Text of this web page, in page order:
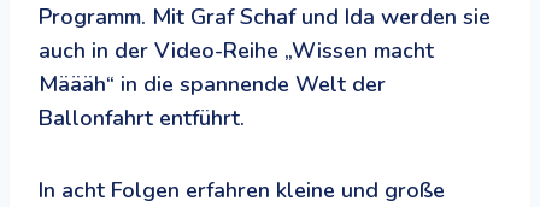
Programm. Mit Graf Schaf und Ida werden sie
auch in der Video-Reihe „Wissen macht
Määäh“ in die spannende Welt der
Ballonfahrt entführt.
In acht Folgen erfahren kleine und große